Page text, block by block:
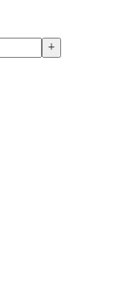
+